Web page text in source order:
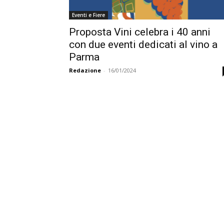
Eventi e Fiere
Proposta Vini celebra i 40 anni
con due eventi dedicati al vino a
Parma
Redazione - 16/01/2024